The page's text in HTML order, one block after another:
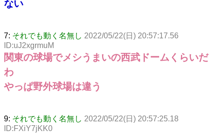
ない
7: それでも動く名無し 2022/05/22(日) 20:57:17.56
ID:uJ2xgrmuM
関東の球場でメシうまいの西武ドームくらいだ
わ
やっぱ野外球場は違う
9: それでも動く名無し 2022/05/22(日) 20:57:25.18
ID:FXiY7jKK0